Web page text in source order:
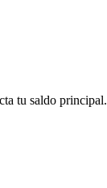
tu saldo principal.